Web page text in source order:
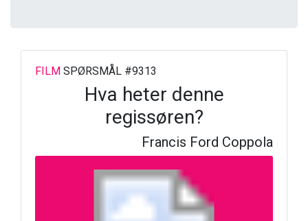
FILM SPØRSMÅL #9313
Hva heter denne
regissøren?
Francis Ford Coppola